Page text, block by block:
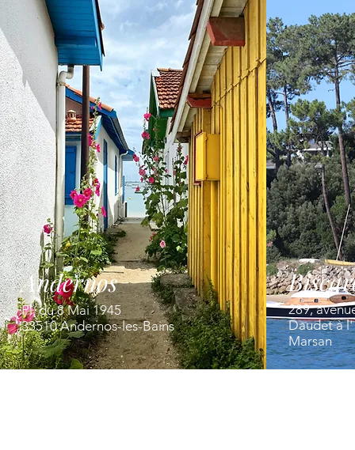
Andernos
Pl. du 8 Mai 1945
33510 Andernos-les-Bains
289,
Daudet à l'
Marsan